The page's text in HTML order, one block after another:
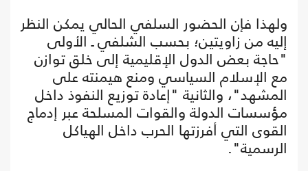
ولهذا فإن الحضور السلفي الحالي يمكن النظر
إليه من زاويتين؛ بحسب الشلفي ـ الأولى
"حاجة بعض الدول الإقليمية إلى خلق توازن
مع الإسلام السياسي ومنع هيمنته على
المشهد"، والثانية "إعادة توزيع النفوذ داخل
مؤسسات الدولة والقوات المسلحة عبر إدماج
القوى التي أفرزتها الحرب داخل الهياكل
الرسمية".